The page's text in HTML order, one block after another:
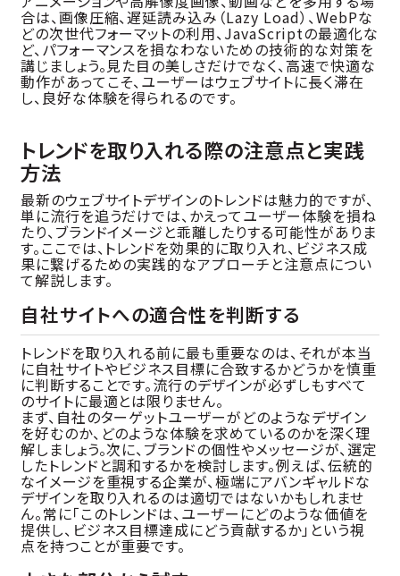
合は、画像圧縮、遅延読み込み（Lazy Load）、WebPな
どの次世代フォーマットの利用、JavaScriptの最適化な
ど、パフォーマンスを損なわないための技術的な対策を
講じましょう。見た目の美しさだけでなく、高速で快適な
動作があってこそ、ユーザーはウェブサイトに長く滞在
し、良好な体験を得られるのです。
トレンドを取り入れる際の注意点と実践
方法
最新のウェブサイトデザインのトレンドは魅力的ですが、
単に流行を追うだけでは、かえってユーザー体験を損ね
たり、ブランドイメージと乖離したりする可能性がありま
す。ここでは、トレンドを効果的に取り入れ、ビジネス成
果に繋げるための実践的なアプローチと注意点につい
て解説します。
自社サイトへの適合性を判断する
トレンドを取り入れる前に最も重要なのは、それが本当
に自社サイトやビジネス目標に合致するかどうかを慎重
に判断することです。流行のデザインが必ずしもすべて
のサイトに最適とは限りません。
まず、自社のターゲットユーザーがどのようなデザイン
を好むのか、どのような体験を求めているのかを深く理
解しましょう。次に、ブランドの個性やメッセージが、選定
したトレンドと調和するかを検討します。例えば、伝統的
なイメージを重視する企業が、極端にアバンギャルドな
デザインを取り入れるのは適切ではないかもしれませ
ん。常に「このトレンドは、ユーザーにどのような価値を
提供し、ビジネス目標達成にどう貢献するか」という視
点を持つことが重要です。